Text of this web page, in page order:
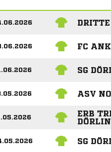
FC
SG
ASV
ERB
SG